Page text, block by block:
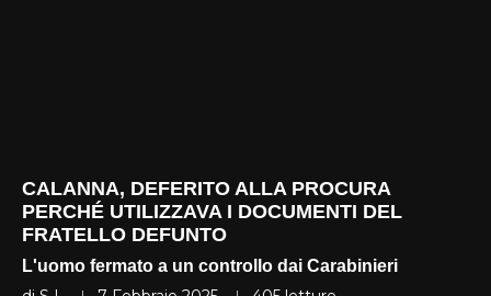
CALANNA, DEFERITO ALLA PROCURA
PERCHÉ UTILIZZAVA I DOCUMENTI DEL
FRATELLO DEFUNTO
L'uomo fermato a un controllo dai Carabinieri